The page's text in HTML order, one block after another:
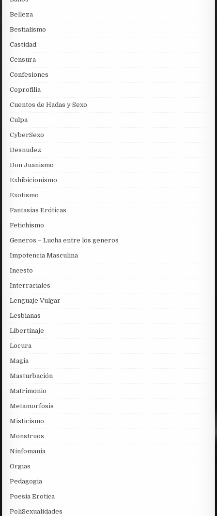
Belleza
Bestialismo
Castidad
Censura
Confesiones
Coprofilia
Cuentos de Hadas y Sexo
Culpa
CyberSexo
Desnudez
Don Juanismo
Exhibicionismo
Exotismo
Fantasias Eróticas
Fetichismo
Generos – Lucha entre los generos
Impotencia Masculina
Incesto
Interraciales
Lenguaje Vulgar
Lesbianas
Libertinaje
Locura
Magia
Masturbación
Matrimonio
Metamorfosis
Misticismo
Monstruos
Ninfomania
Orgias
Pedagogia
Poesia Erotica
PoliSexualidades